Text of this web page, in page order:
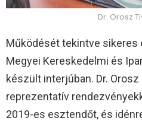
Dr. Orosz
Működését tekintve sikeres
Megyei Kereskedelmi és
készült interjúban. Dr.
reprezentatív
2019-es esztendőt, és